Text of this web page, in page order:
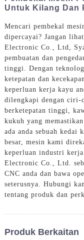
Untuk Kilang Dan
Mencari pembekal
dipercayai? Jangan
Electronic Co., Ltd,
pembuatan dan
tinggi. Dengan
ketepatan dan
keperluan kerja kayu
dilengkapi dengan ciri-
berketepatan tinggi,
kukuh yang
ada anda sebuah kedai
besar, mesin kami
keperluan industri
Electronic Co., Ltd.
CNC anda dan bawa
seterusnya. Hubungi
tentang produk dan
Produk Berkaitan